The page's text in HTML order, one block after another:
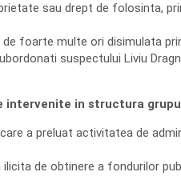
sau drept de folosinta,
foarte multe ori disimulata
suspectului Liviu
in structura
a preluat activitatea de
de obtinere a fondurilor